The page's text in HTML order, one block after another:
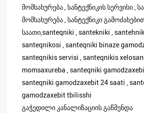
მომსახურება , სანტექნიკის სერვისი ,
მომსახურება , სანტექნიკი
საათი,santeqniki , santekniki ,
santeqnikosi , santeqniki binaze
santeqnikis servisi , santeqnikis
momsaxureba , santeqniki
santeqniki gamodzaxebit 24 saati ,
gamodzaxebit tbilisshi
გაჭედილი კანალიზაციის გაწმენდა